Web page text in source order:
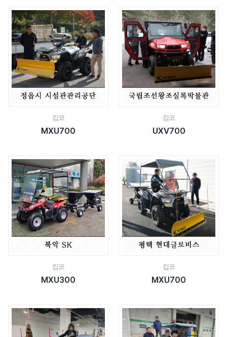
킴코
MXU700
킴코
UXV700
킴코
MXU300
킴코
MXU700